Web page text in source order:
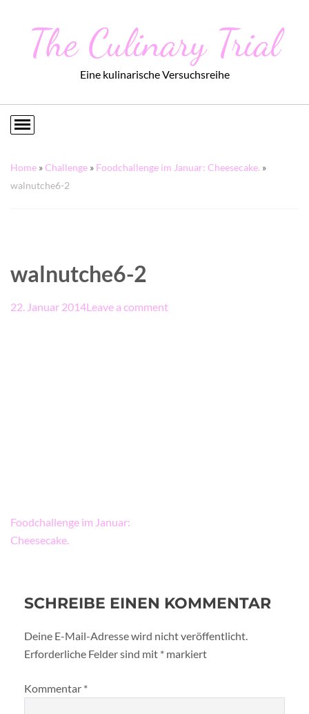
The Culinary Trial
Eine kulinarische Versuchsreihe
Home »Challenge » Foodchallenge im Januar: Cheesecake. »
walnutche6-2
walnutche6-2
22. Januar 2014Leave a comment
Beitragsnavigation
Foodchallenge im Januar:
Cheesecake.
SCHREIBE EINEN KOMMENTAR
Deine E-Mail-Adresse wird nicht veröffentlicht.
Erforderliche Felder sind mit * markiert
Kommentar *